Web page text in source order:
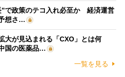
”で政策のテコ入れ必至か 経済運営
想さ…
大が見込まれる「CXO」とは何
国の医薬品…
一覧を見る